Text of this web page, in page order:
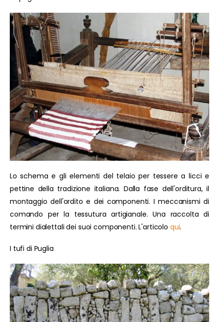
Lo schema e gli elementi del telaio per tessere a licci e
pettine della tradizione italiana. Dalla fase dell'orditura, il
montaggio dell'ordito e dei componenti. I meccanismi di
comando per la tessutura artigianale. Una raccolta di
termini dialettali dei suoi componenti. L'articolo qui.
I tufi di Puglia